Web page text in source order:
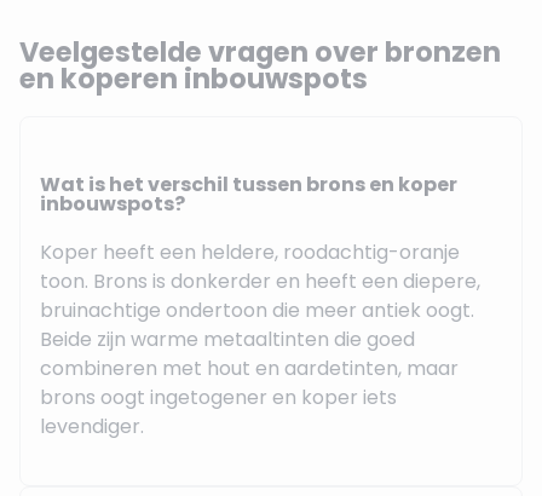
Veelgestelde vragen over bronzen
en koperen inbouwspots
Wat is het verschil tussen brons en koper
inbouwspots?
Koper heeft een heldere, roodachtig-oranje
toon. Brons is donkerder en heeft een diepere,
bruinachtige ondertoon die meer antiek oogt.
Beide zijn warme metaaltinten die goed
combineren met hout en aardetinten, maar
brons oogt ingetogener en koper iets
levendiger.